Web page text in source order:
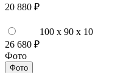
20 880 ₽
100 x 90 x 10
26 680 ₽
Фото
Фото